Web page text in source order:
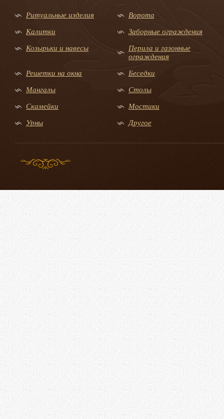
Ритуальные изделия Ворота
Калитки Заборные ограждения
Козырьки и навесы
Перила и газонные
ограждения
Решетки на окна Беседки
Мангалы Столы
Скамейки Мостики
Урны Другое